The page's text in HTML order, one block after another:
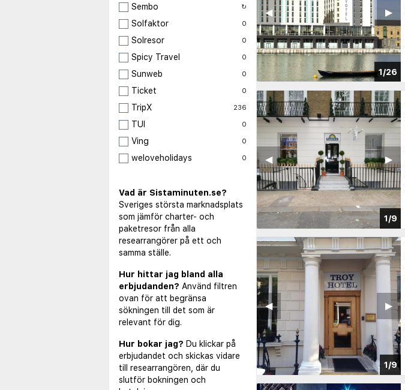
Sembo ↻
Solfaktor 0
Solresor 0
Spicy Travel 0
Sunweb 0
Ticket 0
TripX 236
TUI 0
Ving 0
weloveholidays 0
Vad är Sistaminuten.se?
Sveriges största marknadsplats
som jämför charter- och
paketresor från alla
researrangörer på ett och
samma ställe.
Hur hittar jag bland alla
erbjudanden? Använd filtren
ovan för att begränsa
sökningen till det som är
relevant för dig.
Hur bokar jag? Du klickar på
erbjudandet och skickas vidare
till researrangören, där du
slutför bokningen och
1/26
▶︎
◀︎
1/9
▶︎
◀︎
1/9
▶︎
◀︎